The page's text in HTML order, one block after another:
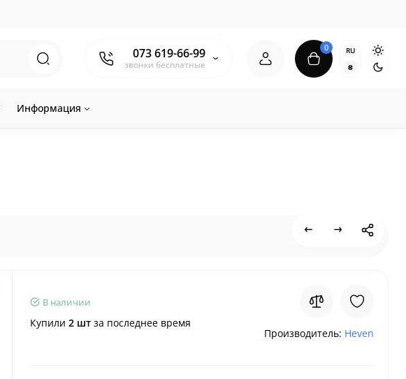
073 619-66-99
звонки бесплатные
0
RU
₴
Информация
В наличии
Купили 2 штза последнее время
Производитель: Heven